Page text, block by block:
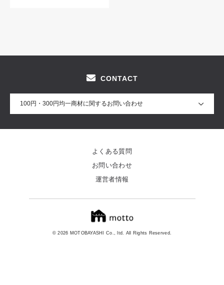
CONTACT
100円・300円均一商材に関するお問い合わせ
© 2026 MOTOBAYASHI Co., ltd. All Rights Reserved.
よくある質問
お問い合わせ
運営者情報